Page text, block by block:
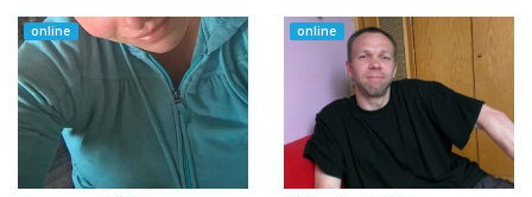
online online